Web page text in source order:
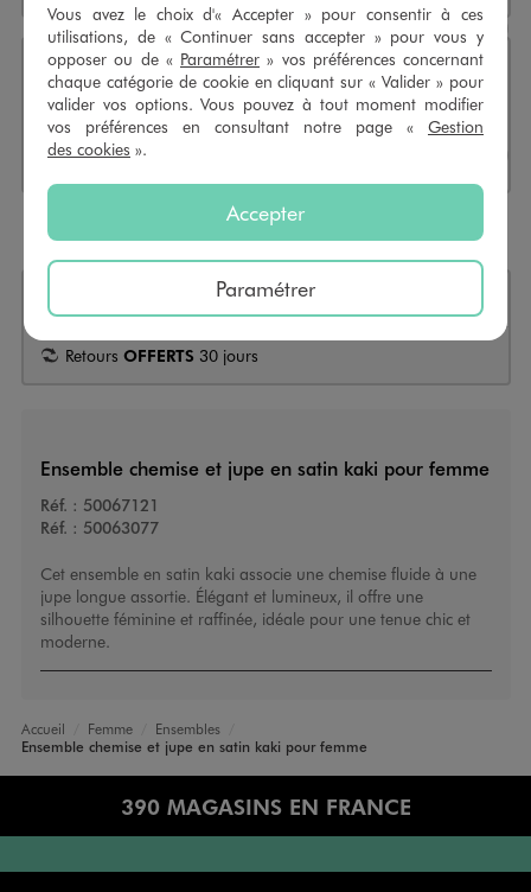
Click & Collect ou réservation en 4h
Sélectionner l’option de
CHOISIR UN MAGASIN
3X sans frais
grâce à cet achat
Retours OFFERTS 30 jours
Ensemble chemise et jupe en satin kaki pour femme
Réf. : 50067121
Réf. : 50063077
Cet ensemble en satin kaki associe une chemise fluide à une
jupe longue assortie. Élégant et lumineux, il offre une
silhouette féminine et raffinée, idéale pour une tenue chic et
moderne.
Accueil Femme
Ensembles
Ensemble chemise et jupe en satin kaki pour femme
390 MAGASINS EN FRANCE
Vous avez le choix d'« Accepter » pour consentir à ces
utilisations, de « Continuer sans accepter » pour vous y
opposer ou de « Paramétrer » vos préférences concernant
chaque catégorie de cookie en cliquant sur « Valider » pour
valider vos options. Vous pouvez à tout moment modifier
vos préférences en consultant notre page « Gestion
des cookies ».
Accepter
Paramétrer